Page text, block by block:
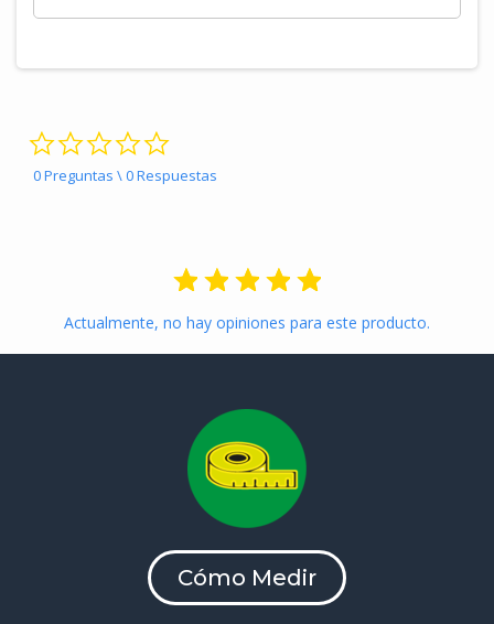
0 Preguntas \ 0 Respuestas
Actualmente, no hay opiniones para este producto.
Cómo Medir